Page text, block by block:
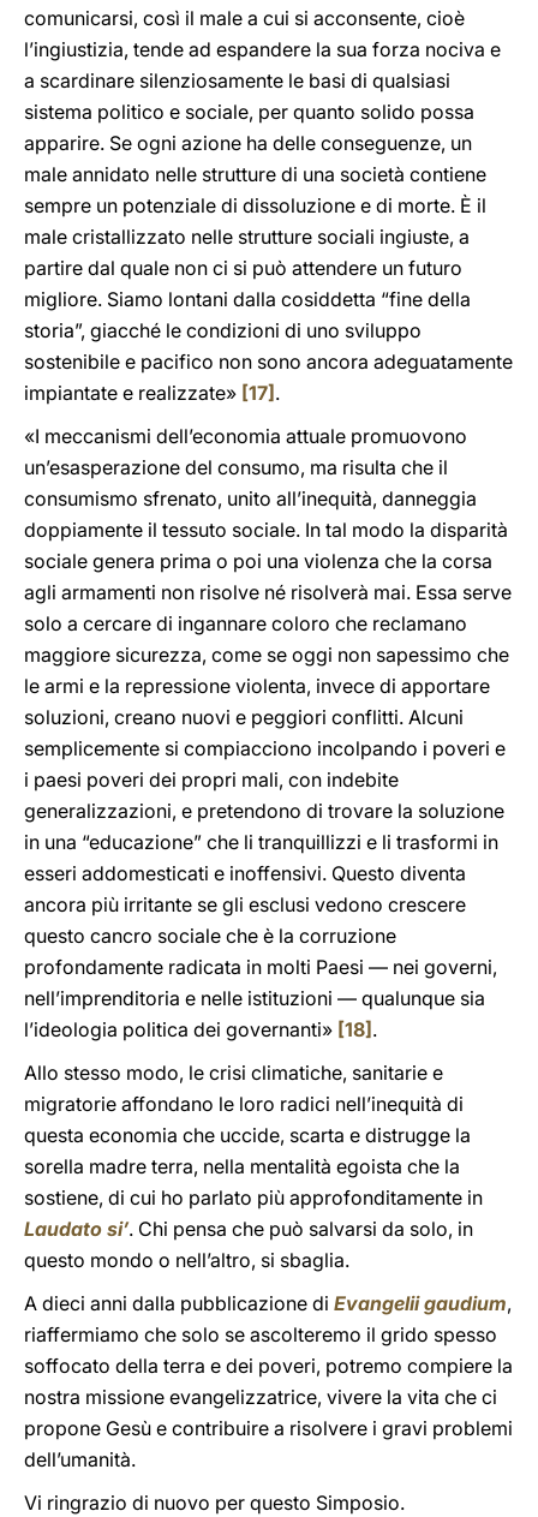
comunicarsi, così il male a cui si acconsente, cioè
l’ingiustizia, tende ad espandere la sua forza nociva e
a scardinare silenziosamente le basi di qualsiasi
sistema politico e sociale, per quanto solido possa
apparire. Se ogni azione ha delle conseguenze, un
male annidato nelle strutture di una società contiene
sempre un potenziale di dissoluzione e di morte. È il
male cristallizzato nelle strutture sociali ingiuste, a
partire dal quale non ci si può attendere un futuro
migliore. Siamo lontani dalla cosiddetta “fine della
storia”, giacché le condizioni di uno sviluppo
sostenibile e pacifico non sono ancora adeguatamente
impiantate e realizzate» [17] .
«I meccanismi dell’economia attuale promuovono
un’esasperazione del consumo, ma risulta che il
consumismo sfrenato, unito all’inequità, danneggia
doppiamente il tessuto sociale. In tal modo la disparità
sociale genera prima o poi una violenza che la corsa
agli armamenti non risolve né risolverà mai. Essa serve
solo a cercare di ingannare coloro che reclamano
maggiore sicurezza, come se oggi non sapessimo che
le armi e la repressione violenta, invece di apportare
soluzioni, creano nuovi e peggiori conflitti. Alcuni
semplicemente si compiacciono incolpando i poveri e
i paesi poveri dei propri mali, con indebite
generalizzazioni, e pretendono di trovare la soluzione
in una “educazione” che li tranquillizzi e li trasformi in
esseri addomesticati e inoffensivi. Questo diventa
ancora più irritante se gli esclusi vedono crescere
questo cancro sociale che è la corruzione
profondamente radicata in molti Paesi — nei governi,
nell’imprenditoria e nelle istituzioni — qualunque sia
l’ideologia politica dei governanti» [18] .
Allo stesso modo, le crisi climatiche, sanitarie e
migratorie affondano le loro radici nell’inequità di
questa economia che uccide, scarta e distrugge la
sorella madre terra, nella mentalità egoista che la
sostiene, di cui ho parlato più approfonditamente in
Laudato si’. Chi pensa che può salvarsi da solo, in
questo mondo o nell’altro, si sbaglia.
A dieci anni dalla pubblicazione di Evangelii gaudium,
riaffermiamo che solo se ascolteremo il grido spesso
soffocato della terra e dei poveri, potremo compiere la
nostra missione evangelizzatrice, vivere la vita che ci
propone Gesù e contribuire a risolvere i gravi problemi
dell’umanità.
Vi ringrazio di nuovo per questo Simposio.